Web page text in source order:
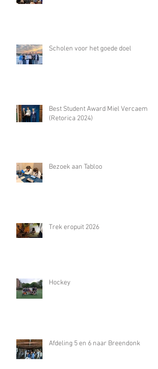
Scholen voor het goede doel
Best Student Award Miel Vercaemst
(Retorica 2024)
Bezoek aan Tabloo
Trek eropuit 2026
Hockey
Afdeling 5 en 6 naar Breendonk